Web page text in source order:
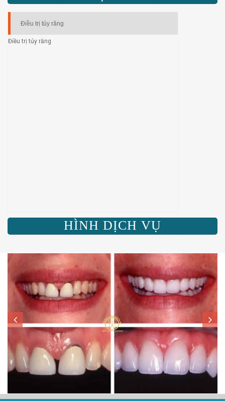
Điều trị tủy răng
Điều trị tủy răng
HÌNH DỊCH VỤ